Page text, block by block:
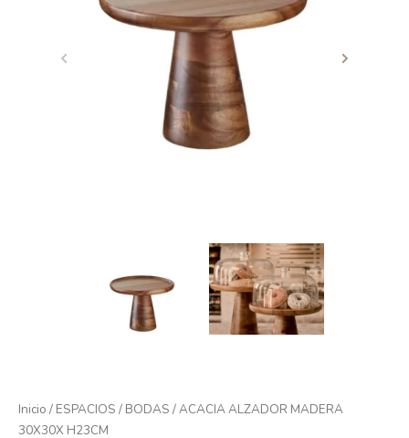
Inicio / ESPACIOS / BODAS / ACACIA ALZADOR MADERA
30X30X H23CM